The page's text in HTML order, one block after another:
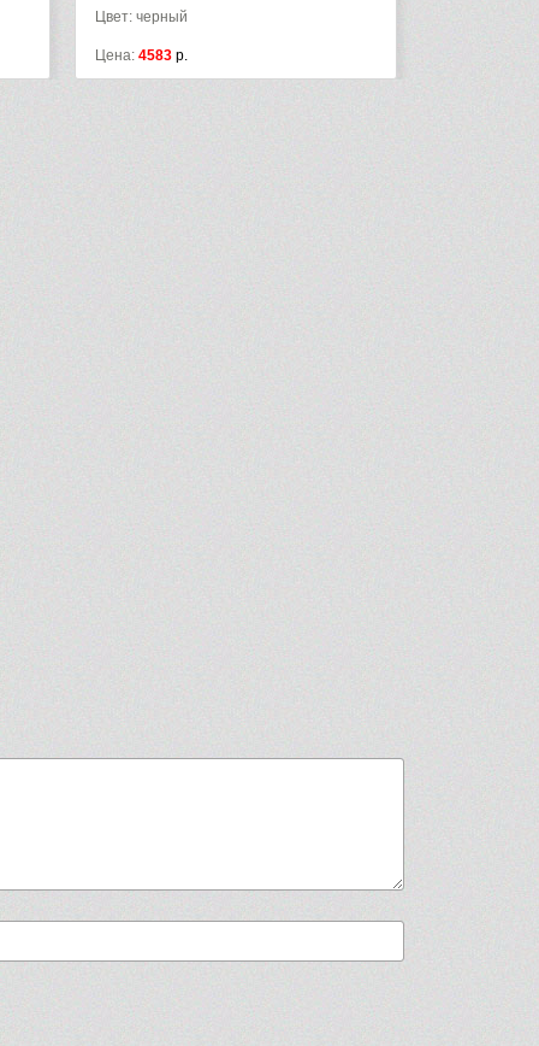
Цвет: черный
Цена: 4583 р.
Цвет: черный